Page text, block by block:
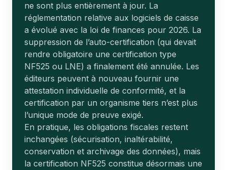
ne sont plus entièrement à jour. La
réglementation relative aux logiciels de caisse
a évolué avec la loi de finances pour 2026. La
suppression de l’auto-certification (qui devait
rendre obligatoire une certification type
NF525 ou LNE) a finalement été annulée. Les
éditeurs peuvent à nouveau fournir une
attestation individuelle de conformité, et la
certification par un organisme tiers n’est plus
l’unique mode de preuve exigé.
En pratique, les obligations fiscales restent
inchangées (sécurisation, inaltérabilité,
conservation et archivage des données), mais
la certification NF525 constitue désormais une